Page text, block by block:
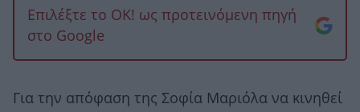
Επιλέξτε το OK! ως προτεινόμενη πηγή
στο Google
Για την απόφαση της Σοφία Μαριόλα να κινηθεί